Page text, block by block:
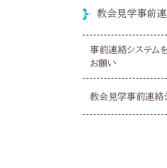
教会見学事前
事前連絡システム
お願い
教会見学事前連絡